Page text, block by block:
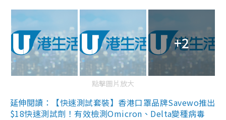
+2
點擊圖片放大
延伸閱讀：【快速測試套裝】香港口罩品牌Savewo推出
$18快速測試劑！有效檢測Omicron、Delta變種病毒